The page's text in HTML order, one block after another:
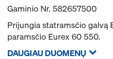
Gaminio Nr. 582657500
Prijungia statramsčio galvą
paramsčio Eurex 60 550.
DAUGIAU DUOMENŲ